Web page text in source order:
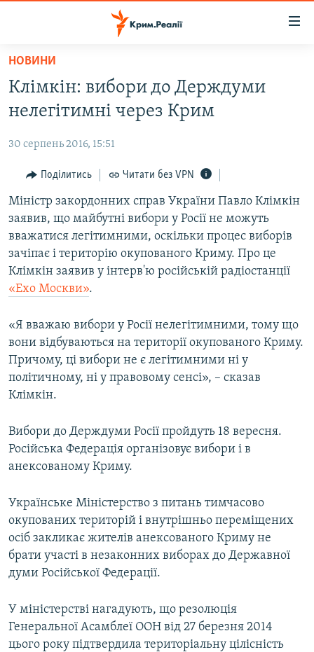
Перейти
основного
матеріалу
до
навігації
Перейти
до
пошуку
ПОЛІТИКА
БЛОГИ
ПОГЛЯД
ІНТЕРВ'Ю
ВСЕ ЗА ДЕНЬ
СПЕЦПРОЕКТИ
ВІДЕОУРОКИ «ELIFBE»
СВІДЧЕННЯ ОКУПАЦІЇ
УКРАЇНСЬКА ПРОБЛЕМА КРИМУ
ЯК ОБІЙТИ БЛОКУВАННЯ
Русский
Qırımtatar
ДОЛУЧАЙСЯ!
Усі сайти RFE/RL
НОВИНИ
Клімкін: вибори до Держдуми
нелегітимні через Крим
30 серпень 2016, 15:51
Поділитись Читати без VPN
Міністр закордонних справ України Павло Клімкін
заявив, що майбутні вибори у Росії не можуть
вважатися легітимними, оскільки процес виборів
зачіпає і територію окупованого Криму. Про це
Клімкін заявив у інтерв'ю російській радіостанції
«Ехо Москви».
«Я вважаю вибори у Росії нелегітимними, тому що
вони відбуваються на території окупованого Криму.
Причому, ці вибори не є легітимними ні у
політичному, ні у правовому сенсі», – сказав
Клімкін.
Вибори до Держдуми Росії пройдуть 18 вересня.
Російська Федерація організовує вибори і в
анексованому Криму.
Українське Міністерство з питань тимчасово
окупованих територій і внутрішньо переміщених
осіб закликає жителів анексованого Криму не
брати участі в незаконних виборах до Державної
думи Російської Федерації.
У міністерстві нагадують, що резолюція
Генеральної Асамблеї ООН від 27 березня 2014
цього року підтвердила територіальну цілісність